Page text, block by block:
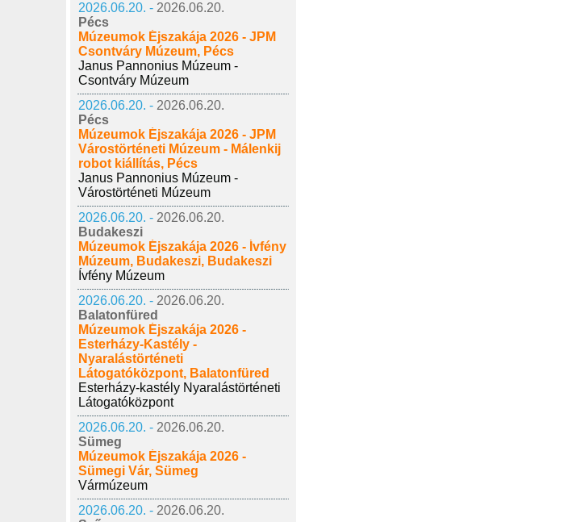
2026.06.20. - 2026.06.20.
Pécs
Múzeumok Éjszakája 2026 - JPM
Csontváry Múzeum, Pécs
Janus Pannonius Múzeum -
Csontváry Múzeum
2026.06.20. - 2026.06.20.
Pécs
Múzeumok Éjszakája 2026 - JPM
Várostörténeti Múzeum - Málenkij
robot kiállítás, Pécs
Janus Pannonius Múzeum -
Várostörténeti Múzeum
2026.06.20. - 2026.06.20.
Budakeszi
Múzeumok Éjszakája 2026 - Ívfény
Múzeum, Budakeszi, Budakeszi
Ívfény Múzeum
2026.06.20. - 2026.06.20.
Balatonfüred
Múzeumok Éjszakája 2026 -
Esterházy-Kastély -
Nyaralástörténeti
Látogatóközpont, Balatonfüred
Esterházy-kastély Nyaralástörténeti
Látogatóközpont
2026.06.20. - 2026.06.20.
Sümeg
Múzeumok Éjszakája 2026 -
Sümegi Vár, Sümeg
Vármúzeum
2026.06.20. - 2026.06.20.